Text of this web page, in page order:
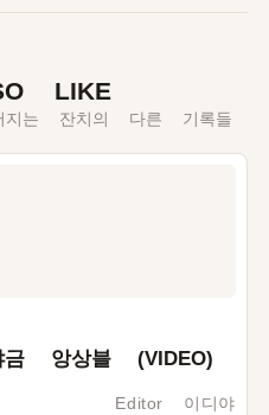
LIKE
는 잔치의 다른 기록들
앙상블 (VIDEO)
Editor 이디야